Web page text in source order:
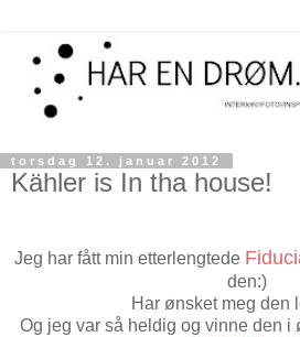
torsdag 12. januar 2012
Kähler is In tha house!
Jeg har fått min etterlengtede
den:)
Har ønsket meg den
Og jeg var så heldig og vinne den i